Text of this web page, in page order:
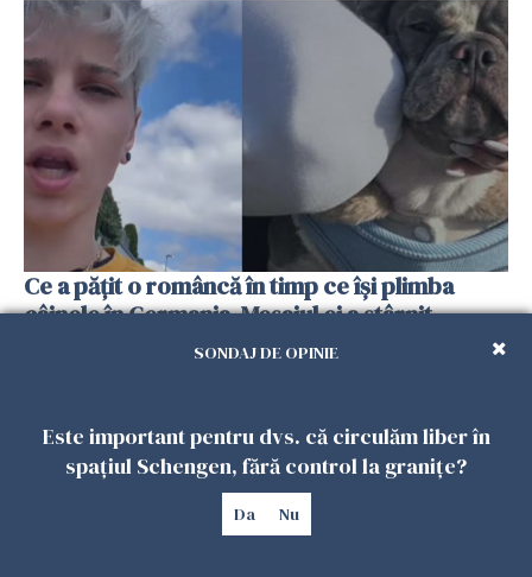
Ce a pățit o româncă în timp ce își plimba
câinele în Germania. Mesajul ei a stârnit
dezbateri aprinseSONDAJ DE OPINIE
Este important pentru dvs. că circulăm liber în
spațiul Schengen, fără control la granițe?
Da Nu